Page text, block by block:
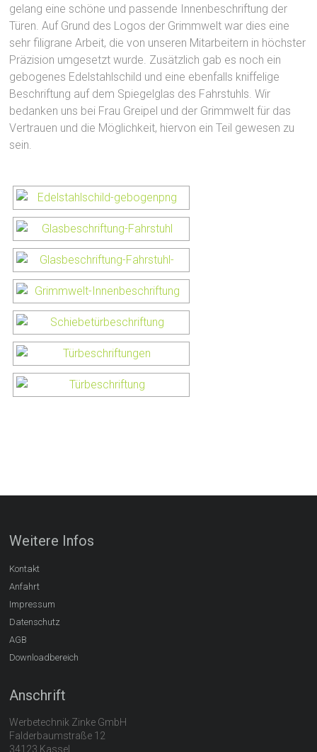
gelang eine schöne und passende Innenbeschriftung der
Türen. Auf Grund des Logos der Grimmwelt war dies eine
sehr filigrane Arbeit, die von unseren Mitarbeitern in höchster
Präzision umgesetzt wurde. Zusätzlich gab es noch ein
gebogenes Edelstahlschild und eine ebenfalls kniffelige
Beschriftung auf dem Spiegelglas des Fahrstuhls. Wir
bedanken uns bei Frau Greipel und der Grimmwelt für das
Vertrauen und die Möglichkeit, hiervon ein Teil gewesen zu
sein.
Weitere Infos
Kontakt
Anfahrt
Impressum
Datenschutz
AGB
Downloadbereich
Anschrift
Werbetechnik Zinke GmbH
Falderbaumstraße 12
34123 Kassel